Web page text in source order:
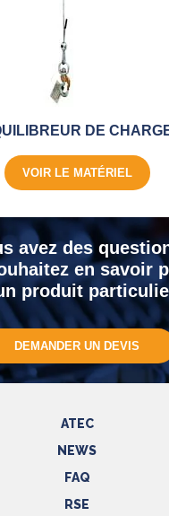
DE
VOIR LE MATÉRIEL
avez des
en savoir
produit
DEMANDER UN DEVIS
ATEC
NEWS
FAQ
RSE